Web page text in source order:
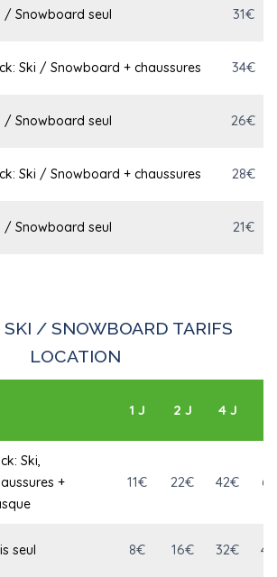
/ Snowboard seul 31€
Ski / Snowboard + chaussures 34€
/ Snowboard seul 26€
Ski / Snowboard + chaussures 28€
/ Snowboard seul 21€
SKI / SNOWBOARD TARIFS
LOCATION
1 J 2 J 4 J
Ski,
+
11€ 22€ 42€
seul 8€ 16€ 32€